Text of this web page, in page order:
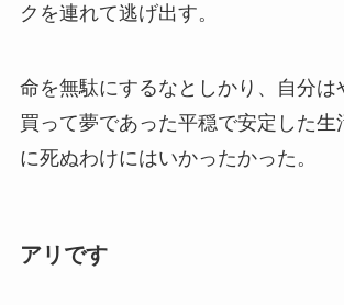
クを連れて逃げ出す。
命を無駄にするなとしかり、自分は
買って夢であった平穏で安定した生
に死ぬわけにはいかったかった。
アリです